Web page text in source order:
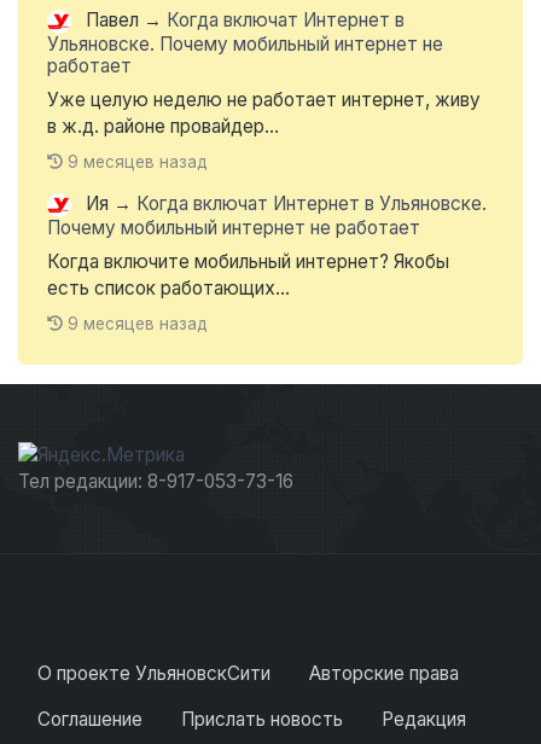
Павел → Когда включат Интернет в
Ульяновске. Почему мобильный интернет не
работает
Уже целую неделю не работает интернет, живу
в ж.д. районе провайдер...
9 месяцев назад
Ия → Когда включат Интернет в Ульяновске.
Почему мобильный интернет не работает
Когда включите мобильный интернет? Якобы
есть список работающих...
9 месяцев назад
Тел редакции: 8-917-053-73-16
О проекте УльяновскСити
Авторские права
Соглашение
Прислать новость Редакция